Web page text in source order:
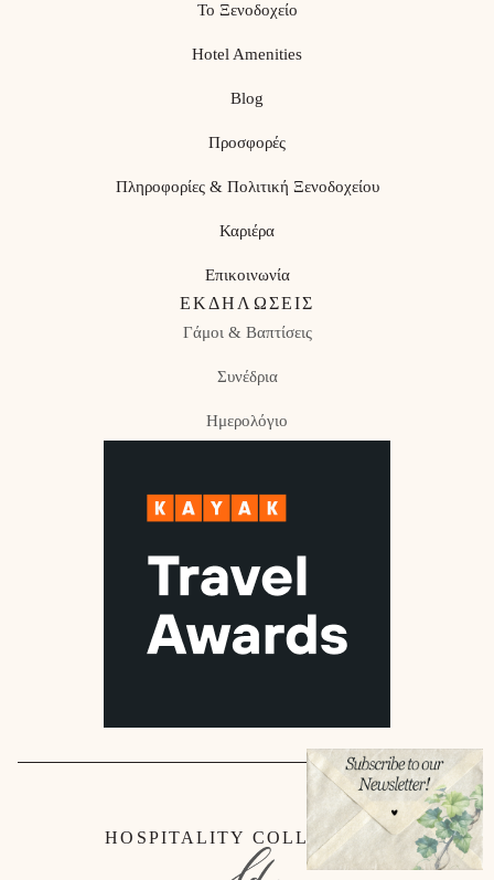
Το Ξενοδοχείο
Hotel Amenities
Blog
Προσφορές
Πληροφορίες & Πολιτική Ξενοδοχείου
Καριέρα
Επικοινωνία
ΕΚΔΗΛΏΣΕΙΣ
Γάμοι & Βαπτίσεις
Συνέδρια
Ημερολόγιο
HOSPITALITY COLLECTION